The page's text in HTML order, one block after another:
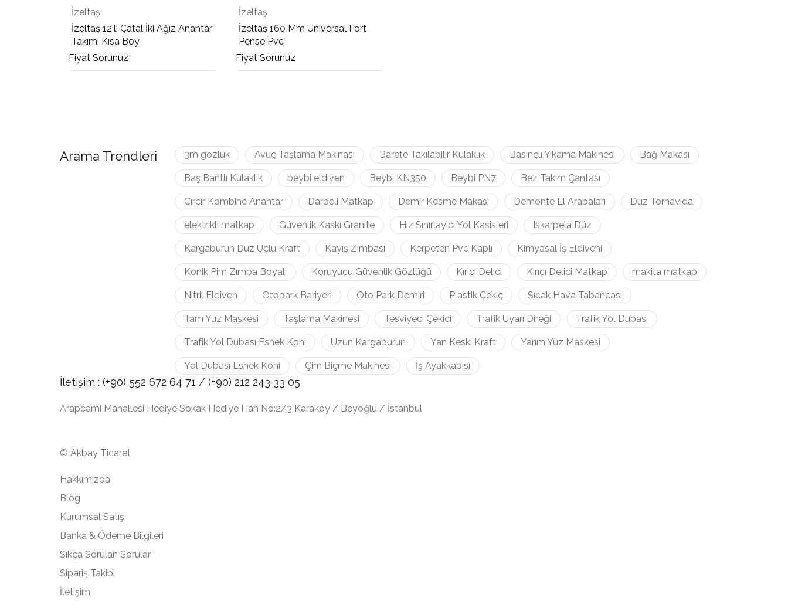
İzeltaş
İzeltaş 12'li Çatal İki Ağız Anahtar
Takımı Kısa Boy
Fiyat Sorunuz
İzeltaş
İzeltaş 160 Mm Unıversal Fort
Pense Pvc
Fiyat Sorunuz
Arama Trendleri 3m gözlük Avuç Taşlama Makinası Barete Takılabilir Kulaklık Basınçlı Yıkama Makinesi Bağ Makası
Baş Bantlı Kulaklık beybi eldiven Beybi KN350 Beybi PN7 Bez Takım Çantası
Cırcır Kombine Anahtar Darbeli Matkap Demir Kesme Makası Demonte El Arabaları Düz Tornavida
elektrikli matkap Güvenlik Kaskı Granite Hız Sınırlayıcı Yol Kasisleri Iskarpela Düz
Kargaburun Düz Uçlu Kraft Kayış Zımbası Kerpeten Pvc Kaplı Kimyasal İş Eldiveni
Konik Pim Zımba Boyalı Koruyucu Güvenlik Gözlüğü Kırıcı Delici Kırıcı Delici Matkap makita matkap
Nitril Eldiven Otopark Bariyeri Oto Park Demiri Plastik Çekiç Sıcak Hava Tabancası
Tam Yüz Maskesi Taşlama Makinesi Tesviyeci Çekici Trafik Uyarı Direği Trafik Yol Dubası
Trafik Yol Dubası Esnek Koni Uzun Kargaburun Yan Keskı Kraft Yarım Yüz Maskesi
Yol Dubası Esnek Koni Çim Biçme Makinesi İş Ayakkabısı
İletişim : (+90) 552 672 64 71 / (+90) 212 243 33 05
Arapcami Mahallesi Hediye Sokak Hediye Han No:2/3 Karaköy / Beyoğlu / İstanbul
© Akbay Ticaret
Hakkımızda
Blog
Kurumsal Satış
Banka & Ödeme Bilgileri
Sıkça Sorulan Sorular
Sipariş Takibi
İletişim